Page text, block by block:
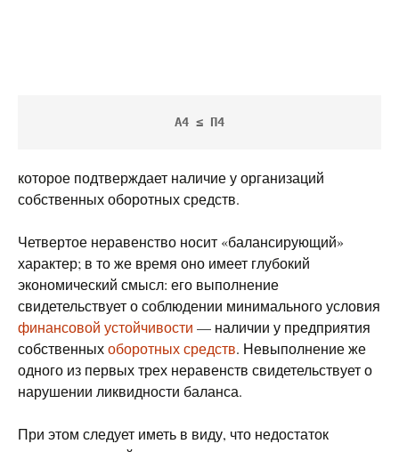
А4 ≤ П4
которое подтверждает наличие у организаций
собственных оборотных средств.
Четвертое неравенство носит «балансирующий»
характер; в то же время оно имеет глубокий
экономический смысл: его выполнение
свидетельствует о соблюдении минимального условия
финансовой устойчивости — наличии у предприятия
собственныхоборотных средств. Невыполнение же
одного из первых трех неравенств свидетельствует о
нарушении ликвидности баланса.
При этом следует иметь в виду, что недостаток